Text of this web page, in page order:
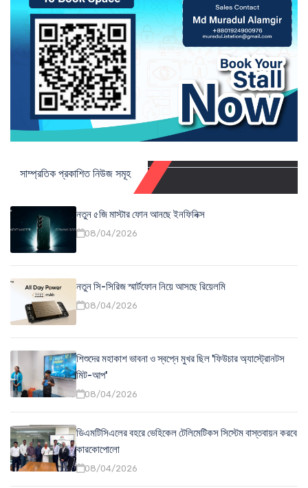
সাম্প্রতিক প্রকাশিত নিউজ সমূহ
নতুন ৫জি মাস্টার ফোন আনছে ইনফিনিক্স
08/04/2026
নতুন সি-সিরিজ স্মার্টফোন নিয়ে আসছে রিয়েলমি
08/04/2026
শিশুদের মহাকাশ ভাবনা ও স্বপ্নে মুখর ছিল 'ফিউচার অ্যাস্ট্রোনটস
মিট-আপ'
08/04/2026
ডিএমটিসিএলের বহরে ভেহিকেল টেলিমেটিকস সিস্টেম বাস্তবায়ন করবে
কারকোপোলো
08/04/2026